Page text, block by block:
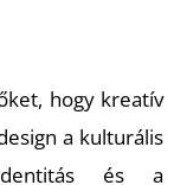
hogy kreatív
a kulturális
és a